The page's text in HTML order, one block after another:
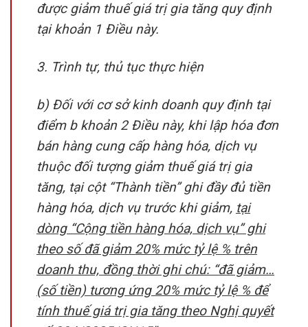
được giảm thuế giá trị gia tăng quy định
tại khoản 1 Điều này.
3. Trình tự, thủ tục thực hiện
b) Đối với cơ sở kinh doanh quy định tại
điểm b khoản 2 Điều này, khi lập hóa đơn
bán hàng cung cấp hàng hóa, dịch vụ
thuộc đối tượng giảm thuế giá trị gia
tăng, tại cột “Thành tiền” ghi đầy đủ tiền
hàng hóa, dịch vụ trước khi giảm, tại
dòng “Cộng tiền hàng hóa, dịch vụ” ghi
theo số đã giảm 20% mức tỷ lệ % trên
doanh thu, đồng thời ghi chú: “đã giảm…
(số tiền) tương ứng 20% mức tỷ lệ % để
tính thuế giá trị gia tăng theo Nghị quyết